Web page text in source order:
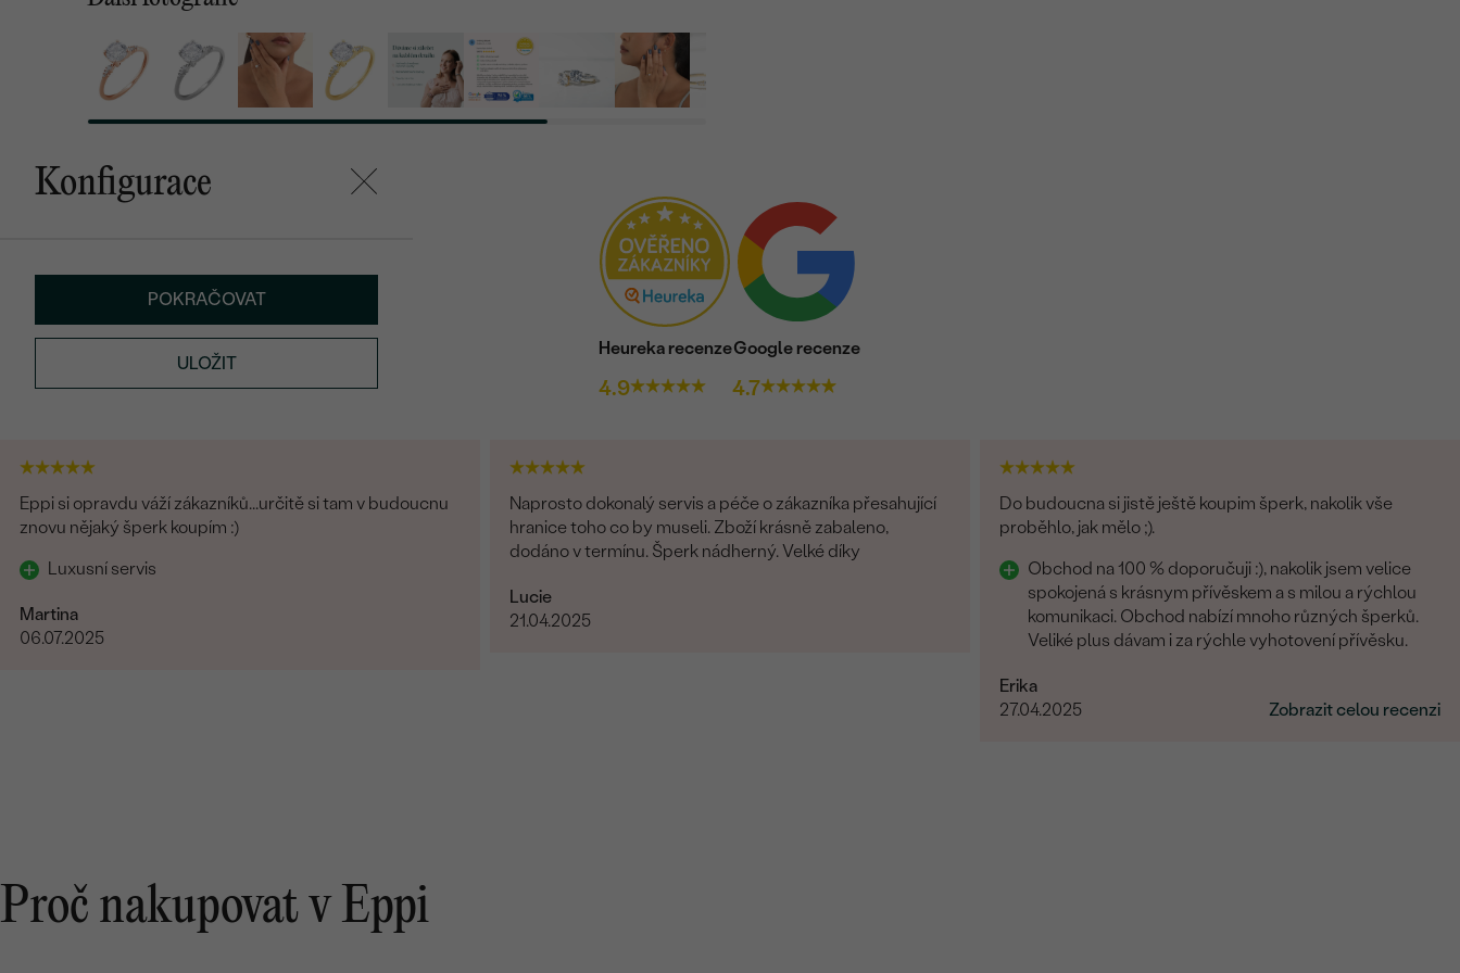
Konfigurace
POKRAČOVAT
ULOŽIT
Heureka recenze
4.9
Google recenze
4.7
Eppi si opravdu váží zákazníků...určitě si tam v budoucnu
znovu nějaký šperk koupím :)
Luxusní servis
Martina
06.07.2025
Naprosto dokonalý servis a péče o zákazníka přesahující
hranice toho co by museli. Zboží krásně zabaleno,
dodáno v termínu. Šperk nádherný. Velké díky
Lucie
21.04.2025
Do budoucna si jistě ještě koupim šperk, nakolik vše
proběhlo, jak mělo ;).
Obchod na 100 % doporučuji :), nakolik jsem velice
spokojená s krásnym přívěskem a s milou a rýchlou
komunikaci. Obchod nabízí mnoho různých šperků.
Veliké plus dávam i za rýchle vyhotovení přívěsku.
Erika
27.04.2025
Zobrazit celou recenzi
Proč nakupovat v Eppi